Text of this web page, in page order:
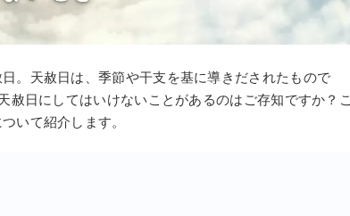
。天赦日は、季節や干支を基に導きだされたもので
赦日にしてはいけないことがあるのはご存知ですか？こ
いて紹介します。